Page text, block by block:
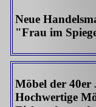
Neue
"Frau im
Möbel der 40er
Hochwertige